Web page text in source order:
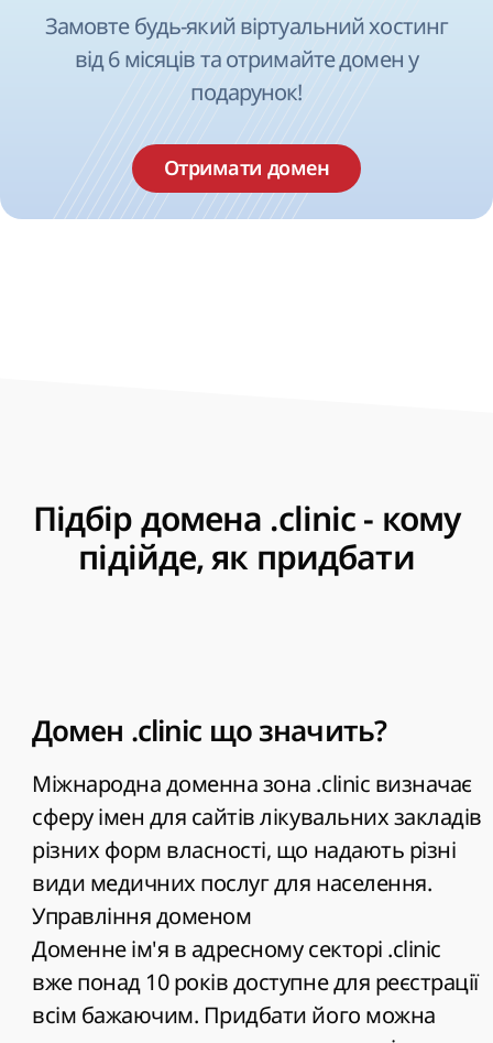
Замовте будь-який віртуальний хостинг
від 6 місяців та отримайте домен у
подарунок!
Отримати домен
Підбір домена .clinic - кому
підійде, як придбати
Домен .clinic що значить?
Міжнародна доменна зона .clinic визначає
сферу імен для сайтів лікувальних закладів
різних форм власності, що надають різні
види медичних послуг для населення.
Управління доменом
Доменне ім'я в адресному секторі .clinic
вже понад 10 років доступне для реєстрації
всім бажаючим. Придбати його можна